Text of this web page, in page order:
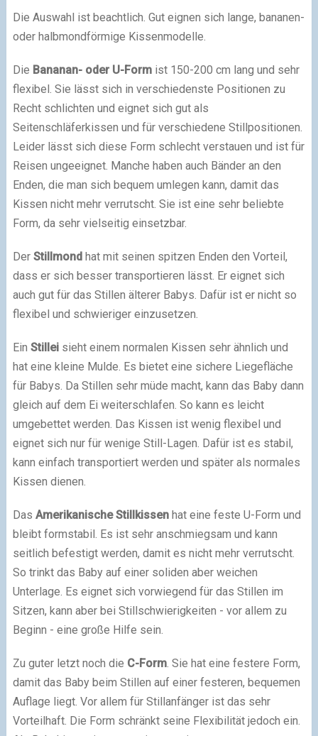
Die Auswahl ist beachtlich. Gut eignen sich lange, bananen-
oder halbmondförmige Kissenmodelle.
Die Bananan- oder U-Formist 150-200 cm lang und sehr
flexibel. Sie lässt sich in verschiedenste Positionen zu
Recht schlichten und eignet sich gut als
Seitenschläferkissen und für verschiedene Stillpositionen.
Leider lässt sich diese Form schlecht verstauen und ist für
Reisen ungeeignet. Manche haben auch Bänder an den
Enden, die man sich bequem umlegen kann, damit das
Kissen nicht mehr verrutscht. Sie ist eine sehr beliebte
Form, da sehr vielseitig einsetzbar.
Der Stillmondhat mit seinen spitzen Enden den Vorteil,
dass er sich besser transportieren lässt. Er eignet sich
auch gut für das Stillen älterer Babys. Dafür ist er nicht so
flexibel und schwieriger einzusetzen.
Ein Stilleisieht einem normalen Kissen sehr ähnlich und
hat eine kleine Mulde. Es bietet eine sichere Liegefläche
für Babys. Da Stillen sehr müde macht, kann das Baby dann
gleich auf dem Ei weiterschlafen. So kann es leicht
umgebettet werden. Das Kissen ist wenig flexibel und
eignet sich nur für wenige Still-Lagen. Dafür ist es stabil,
kann einfach transportiert werden und später als normales
Kissen dienen.
Das Amerikanische Stillkissenhat eine feste U-Form und
bleibt formstabil. Es ist sehr anschmiegsam und kann
seitlich befestigt werden, damit es nicht mehr verrutscht.
So trinkt das Baby auf einer soliden aber weichen
Unterlage. Es eignet sich vorwiegend für das Stillen im
Sitzen, kann aber bei Stillschwierigkeiten - vor allem zu
Beginn - eine große Hilfe sein.
Zu guter letzt noch die C-Form. Sie hat eine festere Form,
damit das Baby beim Stillen auf einer festeren, bequemen
Auflage liegt. Vor allem für Stillanfänger ist das sehr
Vorteilhaft. Die Form schränkt seine Flexibilität jedoch ein.